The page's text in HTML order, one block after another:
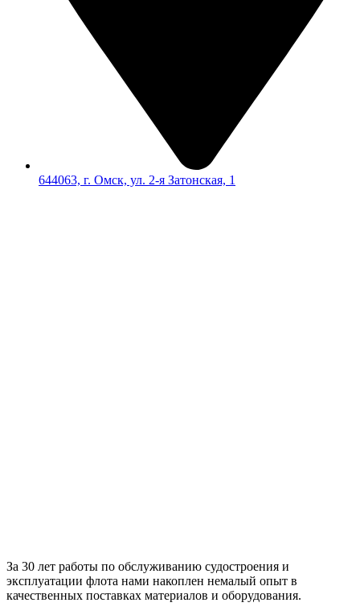
644063, г. Омск, ул. 2-я Затонская, 1
За 30 лет работы по обслуживанию судостроения и
эксплуатации флота нами накоплен немалый опыт в
качественных поставках материалов и оборудования.